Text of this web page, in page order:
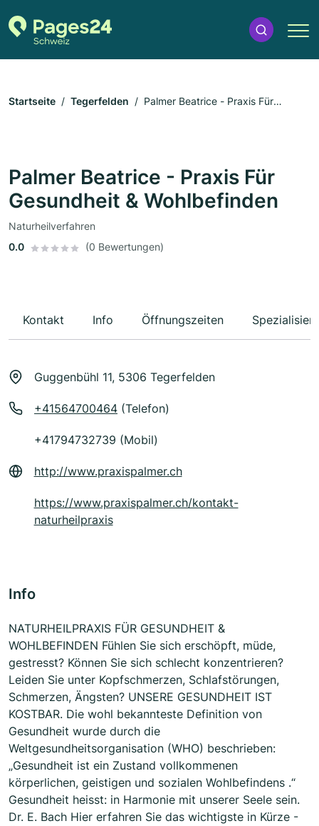
Startseite Tegerfelden
Palmer Beatrice - Praxis Für
Palmer Beatrice - Praxis Für
Gesundheit & Wohlbefinden
Naturheilverfahren
0.0
(0 Bewertungen)
Kontakt Info Öffnungszeiten
Guggenbühl 11, 5306 Tegerfelden
+41564700464 (Telefon)
+41794732739 (Mobil)
http://www.praxispalmer.ch
https://www.praxispalmer.ch/kontakt-
naturheilpraxis
Info
NATURHEILPRAXIS FÜR GESUNDHEIT &
WOHLBEFINDEN Fühlen Sie sich erschöpft, müde,
gestresst? Können Sie sich schlecht konzentrieren?
Leiden Sie unter Kopfschmerzen, Schlafstörungen,
Schmerzen, Ängsten? UNSERE GESUNDHEIT IST
KOSTBAR. Die wohl bekannteste Definition von
Gesundheit wurde durch die
Weltgesundheitsorganisation (WHO) beschrieben:
„Gesundheit ist ein Zustand vollkommenen
körperlichen, geistigen und sozialen Wohlbefindens .“
Gesundheit heisst: in Harmonie mit unserer Seele sein.
Dr. E. Bach Hier erfahren Sie das wichtigste in Kürze -